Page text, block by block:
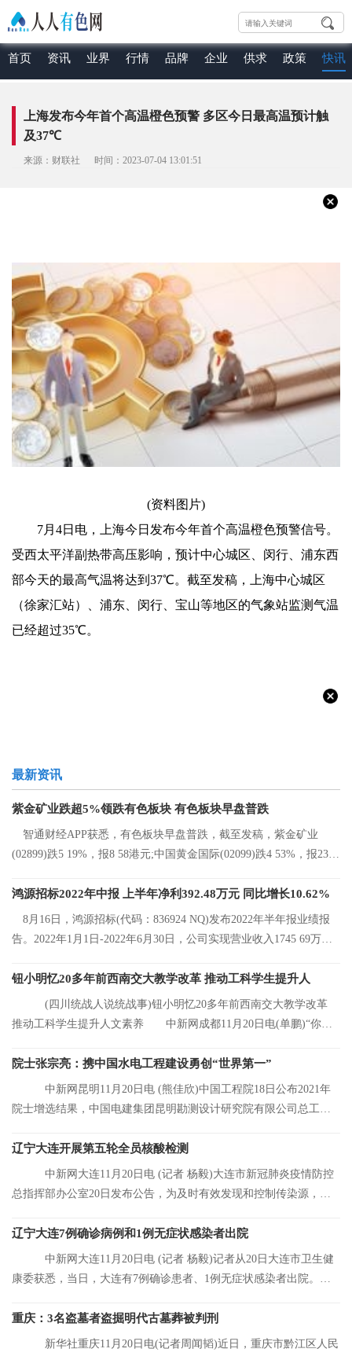
首页 资讯 业界 行情 品牌 企业 供求 政策 快讯
上海发布今年首个高温橙色预警 多区今日最高温预计触
及37℃
来源：财联社 时间：2023-07-04 13:01:51
(资料图片)
7月4日电，上海今日发布今年首个高温橙色预警信号。
受西太平洋副热带高压影响，预计中心城区、闵行、浦东西
部今天的最高气温将达到37℃。截至发稿，上海中心城区
（徐家汇站）、浦东、闵行、宝山等地区的气象站监测气温
已经超过35℃。
最新资讯
紫金矿业跌超5%领跌有色板块 有色板块早盘普跌
智通财经APP获悉，有色板块早盘普跌，截至发稿，紫金矿业
(02899)跌5 19%，报8 58港元;中国黄金国际(02099)跌4 53%，报23 2
鸿源招标2022年中报 上半年净利392.48万元 同比增长10.62%
8月16日，鸿源招标(代码：836924 NQ)发布2022年半年报业绩报
告。2022年1月1日-2022年6月30日，公司实现营业收入1745 69万
钮小明忆20多年前西南交大教学改革 推动工科学生提升人
(四川统战人说统战事)钮小明忆20多年前西南交大教学改革
推动工科学生提升人文素养 中新网成都11月20日电(单鹏)“你们
院士张宗亮：携中国水电工程建设勇创“世界第一”
中新网昆明11月20日电 (熊佳欣)中国工程院18日公布2021年
院士增选结果，中国电建集团昆明勘测设计研究院有限公司总工程
辽宁大连开展第五轮全员核酸检测
中新网大连11月20日电 (记者 杨毅)大连市新冠肺炎疫情防控
总指挥部办公室20日发布公告，为及时有效发现和控制传染源，结
辽宁大连7例确诊病例和1例无症状感染者出院
中新网大连11月20日电 (记者 杨毅)记者从20日大连市卫生健
康委获悉，当日，大连有7例确诊患者、1例无症状感染者出院。目
重庆：3名盗墓者盗掘明代古墓葬被判刑
新华社重庆11月20日电(记者周闻韬)近日，重庆市黔江区人民